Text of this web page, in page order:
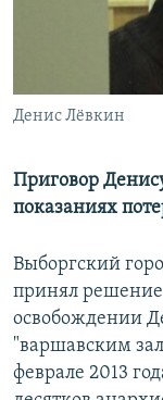
СОЦИАЛЬНЫЕ СЕТИ
Все сайты
Денис Лёвкин
Приговор
показаниях
Выборгский
принял решение
освобождении
"варшавским
феврале 2013